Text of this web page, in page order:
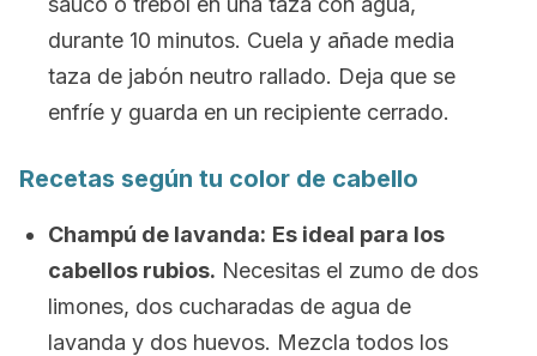
durante 10 minutos. Cuela y añade media
taza de jabón neutro rallado. Deja que se
enfríe y guarda en un recipiente cerrado.
Recetas según tu color de cabello
Champú de lavanda: Es ideal para los
cabellos rubios. Necesitas el zumo de dos
limones, dos cucharadas de agua de
lavanda y dos huevos. Mezcla todos los